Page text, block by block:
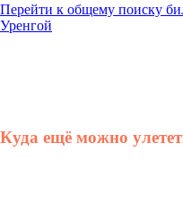
Перейти к общему поиску
Уренгой
Куда ещё можно